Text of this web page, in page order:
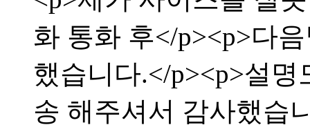
화 통화 후</p><p>다
했습니다.</p><p>설
송 해주셔서 감사했습